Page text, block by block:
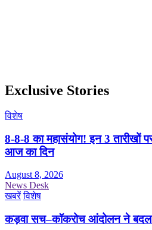
Exclusive Stories
विशेष
8-8-8 का महासंयोग! इन 3 तारीखों
आज का दिन
August 8, 2026
News Desk
खबरें विशेष
कड़वा सच–कॉकरोच आंदोलन ने बदल